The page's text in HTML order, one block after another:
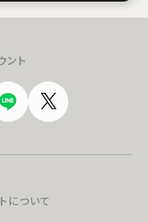
ト
について